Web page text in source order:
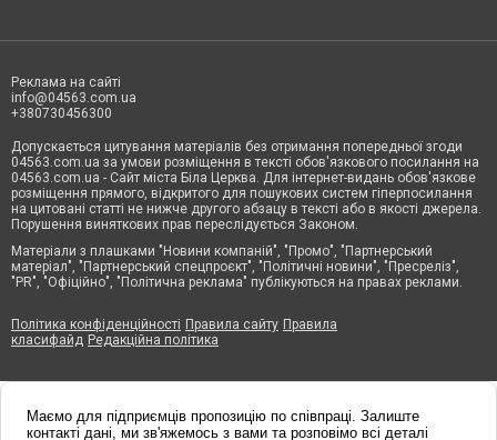
Реклама на сайті
info@04563.com.ua
+380730456300
Допускається цитування матеріалів без отримання попередньої згоди
04563.com.ua за умови розміщення в тексті обов'язкового посилання на
04563.com.ua - Сайт міста Біла Церква. Для інтернет-видань обов'язкове
розміщення прямого, відкритого для пошукових систем гіперпосилання
на цитовані статті не нижче другого абзацу в тексті або в якості джерела.
Порушення виняткових прав переслідується Законом.
Матеріали з плашками "Новини компаній", "Промо", "Партнерський
матеріал", "Партнерський спецпроєкт", "Політичні новини", "Пресреліз",
"PR", "Офіційно", "Політична реклама" публікуються на правах реклами.
Політика конфіденційності Правила сайту Правила
класифайд Редакційна політика
Маємо для підприємців пропозицію по співпраці. Залиште
контакті дані, ми зв'яжемось з вами та розповімо всі деталі